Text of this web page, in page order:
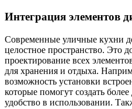
Интеграция элементов
Современные уличные кухни
целостное пространство. Это
проектирование всех
для хранения и отдыха.
возможность установки
которые помогут создать
удобство в использовании.